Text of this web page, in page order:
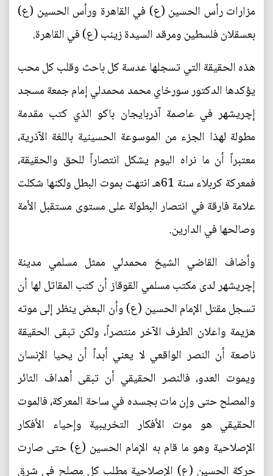
مزارات رأس الحسين (ع) في القاهرة ورأس الحسين (ع)
بعسقلان فلسطين ومرقد السيدة زينب (ع) في القاهرة.
هذه الحقيقة التي تسجلها عدسة كل باحث وقلب كل محب
يؤكدها الدكتور سورخاي محمد محمدلي إمام جمعة مسجد
إچریشهر في عاصمة آذربايجان باكو الذي كتب مقدمة
مطولة لهذا الجزء من الموسوعة الحسينية باللغة الآذرية،
معتبراً أن ما نراه اليوم يشكل انتصاراً للحق والحقيقة،
فمعركة كربلاء سنة 61هـ انتهت بموت البطل ولكنها شكلت
علامة فارقة في انتصار البطولة على مستوى مستقبل الأمة
وصالحها في الدارين.
وأضاف القاضي الشيخ محمدلي ممثل مسلمي مدينة
إچریشهر لدى مكتب مسلمي القوقاز أن كتب المقاتل لها أن
تسجل مقتل الإمام الحسين (ع) وأن البعض ينظر إلى موته
هزيمة واعلان الطرف الآخر منتصراً، ولكن تبقى الحقيقة
ناصعة أن النصر الواقعي لا يعني أبداً أن يحيا الإنسان
ويموت العدو، فالنصر الحقيقي أن تبقى أهداف الثائر
والمصلح حتى وإن مات بجسده في ساحة المعركة، فالموت
الحقيقي هو موت الأفكار التخريبية وإحياء الأفكار
الإصلاحية وهو ما قام به الإمام الحسين (ع) حتى صارت
حركة الحسين (ع) الإصلاحية مطلب كل مصلح في شرق